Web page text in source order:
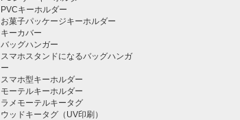
PVCキーホルダー
お菓子パッケージキーホルダー
キーカバー
バッグハンガー
スマホスタンドになるバッグハンガ
ー
スマホ型キーホルダー
モーテルキーホルダー
ラメモーテルキータグ
ウッドキータグ（UV印刷）